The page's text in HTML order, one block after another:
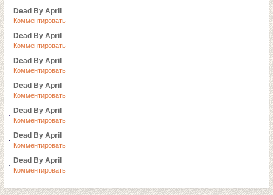
Dead By April
Комментировать
Dead By April
Комментировать
Dead By April
Комментировать
Dead By April
Комментировать
Dead By April
Комментировать
Dead By April
Комментировать
Dead By April
Комментировать